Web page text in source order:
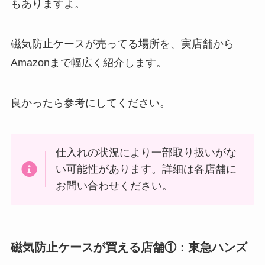
もありますよ。
磁気防止ケースが売ってる場所を、実店舗から
Amazonまで幅広く紹介します。
良かったら参考にしてください。
仕入れの状況により一部取り扱いがな
い可能性があります。詳細は各店舗に
お問い合わせください。
磁気防止ケースが買える店舗①：東急ハンズ